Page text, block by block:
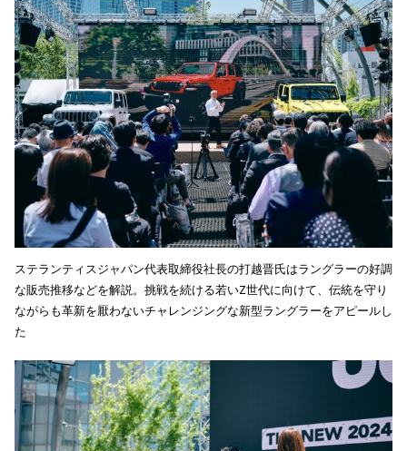
ステランティスジャパン代表取締役社長の打越晋氏はラングラーの好調
な販売推移などを解説。挑戦を続ける若いZ世代に向けて、伝統を守り
ながらも革新を厭わないチャレンジングな新型ラングラーをアピールし
た